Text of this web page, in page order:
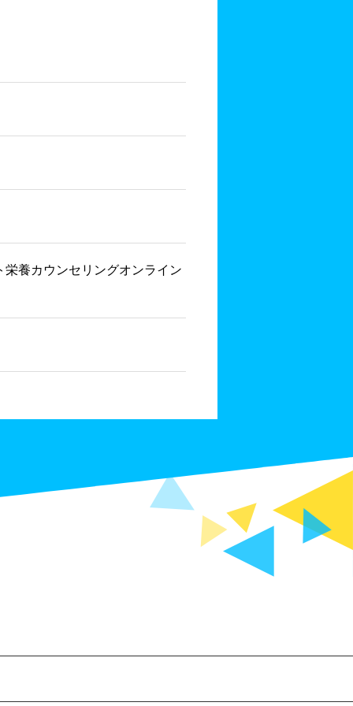
養カウンセリングオンライン